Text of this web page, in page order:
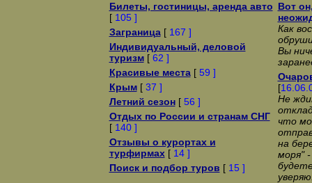
Билеты, гостиницы, аренда авто
[ 105 ]
Заграница[ 167 ]
Индивидуальный, деловой
туризм[ 62 ]
Красивые места[ 59 ]
Крым[ 37 ]
Летний сезон[ 56 ]
Отдых по России и странам СНГ
[ 140 ]
Отзывы о курортах и
турфирмах[ 14 ]
Поиск и подбор туров [ 15 ]
Вот
Как
Вы
[
Не
что
на
моря"